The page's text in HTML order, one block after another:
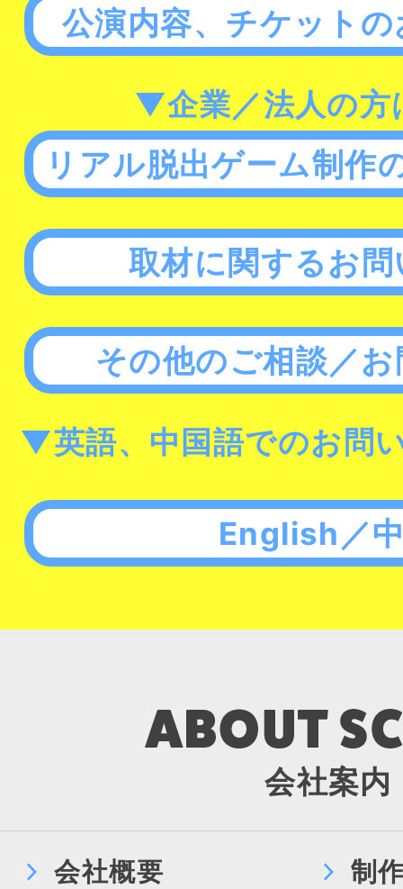
公演内容、チケット
▼企業／法人の方
リアル脱出ゲーム制作
取材に関するお
その他のご相談／
▼英語、中国語でのお問
English／
会社案内
会社概要 制